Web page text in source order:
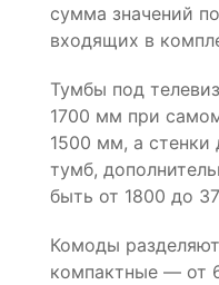
сумма значений
входящих в
Тумбы под
1700 мм при
1500 мм, а стенки
тумб,
быть от 1800 до
Комоды
компактные — от